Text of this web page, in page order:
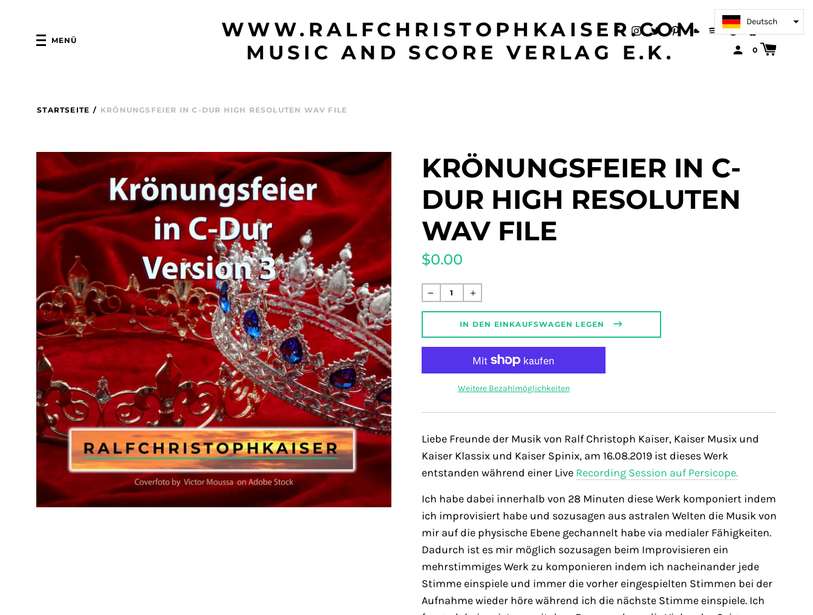
MENÜ
WWW.RALFCHRISTOPHKAISER.COM
MUSIC AND SCORE VERLAG E.K.
0
STARTSEITE / KRÖNUNGSFEIER IN C-DUR HIGH RESOLUTEN WAV FILE
KRÖNUNGSFEIER IN C-
DUR HIGH RESOLUTEN
WAV FILE
$0.00
Normaler
Preis
IN DEN EINKAUFSWAGEN LEGEN
Weitere Bezahlmöglichkeiten
Liebe Freunde der Musik von Ralf Christoph Kaiser, Kaiser Musix und
Kaiser Klassix und Kaiser Spinix, am 16.08.2019 ist dieses Werk
entstanden während einer Live Recording Session auf Persicope.
Ich habe dabei innerhalb von 28 Minuten diese Werk komponiert indem
ich improvisiert habe und sozusagen aus astralen Welten die Musik von
mir auf die physische Ebene gechannelt habe via medialer Fähigkeiten.
Dadurch ist es mir möglich sozusagen beim Improvisieren ein
mehrstimmiges Werk zu komponieren indem ich nacheinander jede
Stimme einspiele und immer die vorher eingespielten Stimmen bei der
Aufnahme wieder höre während ich die nächste Stimme einspiele. Ich
Deutsch